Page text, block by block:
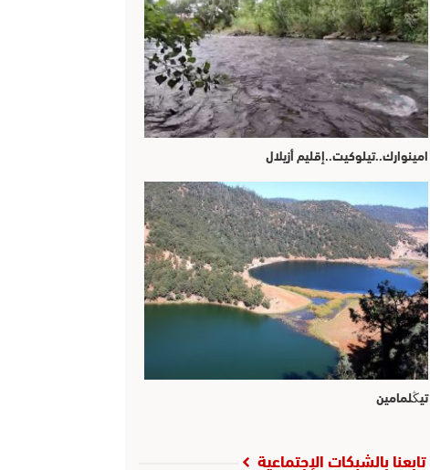
امينوارك..تيلوكيت..إقليم أزيلال
تيڭلمامين
تابعنا بالشبكات الإجتماعية